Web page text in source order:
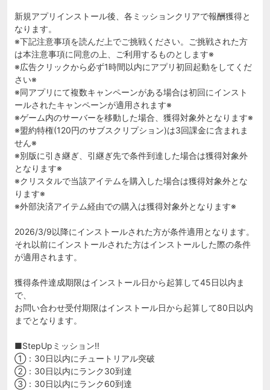
新規アプリインストール後、各ミッションクリアで報酬獲得と
なります。
※下記注意事項を読んだ上でご挑戦ください。ご挑戦された方
は本注意事項に同意の上、ご利用するものとします※
※広告クリックから必ず1時間以内にアプリ初回起動をしてくだ
さい※
※同アプリにて複数キャンペーンがある場合は初回にインスト
ールされたキャンペーンが適用されます※
※ゲーム内のサーバーを移動した場合、獲得対象外となります※
※盟約特権(120円のサブスクリプション)は3回課金に含まれま
せん※
※別版に引き継ぎ、引継ぎ先で条件到達した場合は獲得対象外
となります※
※クリスタルで当該アイテムを購入した場合は獲得対象外とな
ります※
※外部決済アイテム経由での購入は獲得対象外となります※
2026/3/9以降にインストールされた方が条件適用となります。
それ以前にインストールされた方はインストールした際の条件
が適用されます。
獲得条件達成期限はインストール日から起算して45日以内ま
で、
お問い合わせ受付期限はインストール日から起算して80日以内
までとなります。
■StepUpミッション!!
①：30日以内にチュートリアル突破
②：30日以内にランク30到達
③：30日以内にランク60到達